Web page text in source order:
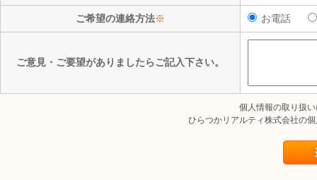
ご希望の連絡方法※ お電話
ご意見・ご要望がありましたらご記入下さい。
個人情報の取り扱
ひらつかリアルティ株式会社の